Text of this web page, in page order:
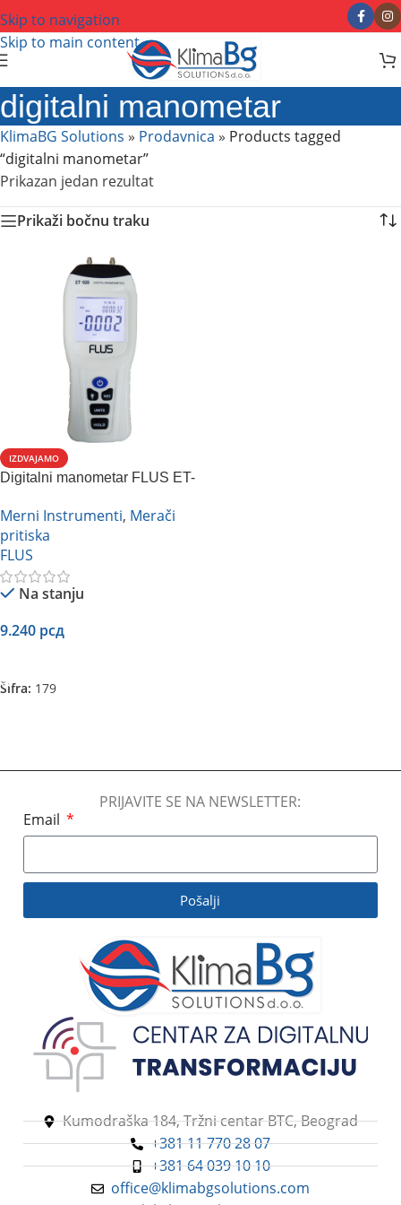
Skip to navigation
Skip to main content
digitalni manometar
KlimaBG Solutions » Prodavnica » Products tagged
“digitalni manometar”
Prikazan jedan rezultat
Prikaži bočnu traku
IZDVAJAMO
Digitalni manometar FLUS ET-
Merni Instrumenti, Merači
pritiska
FLUS
Na stanju
9.240 рсд
Šifra: 179
PRIJAVITE SE NA NEWSLETTER:
Email
Pošalji
Kumodraška 184, Tržni centar BTC, Beograd
+381 11 770 28 07
+381 64 039 10 10
office@klimabgsolutions.com